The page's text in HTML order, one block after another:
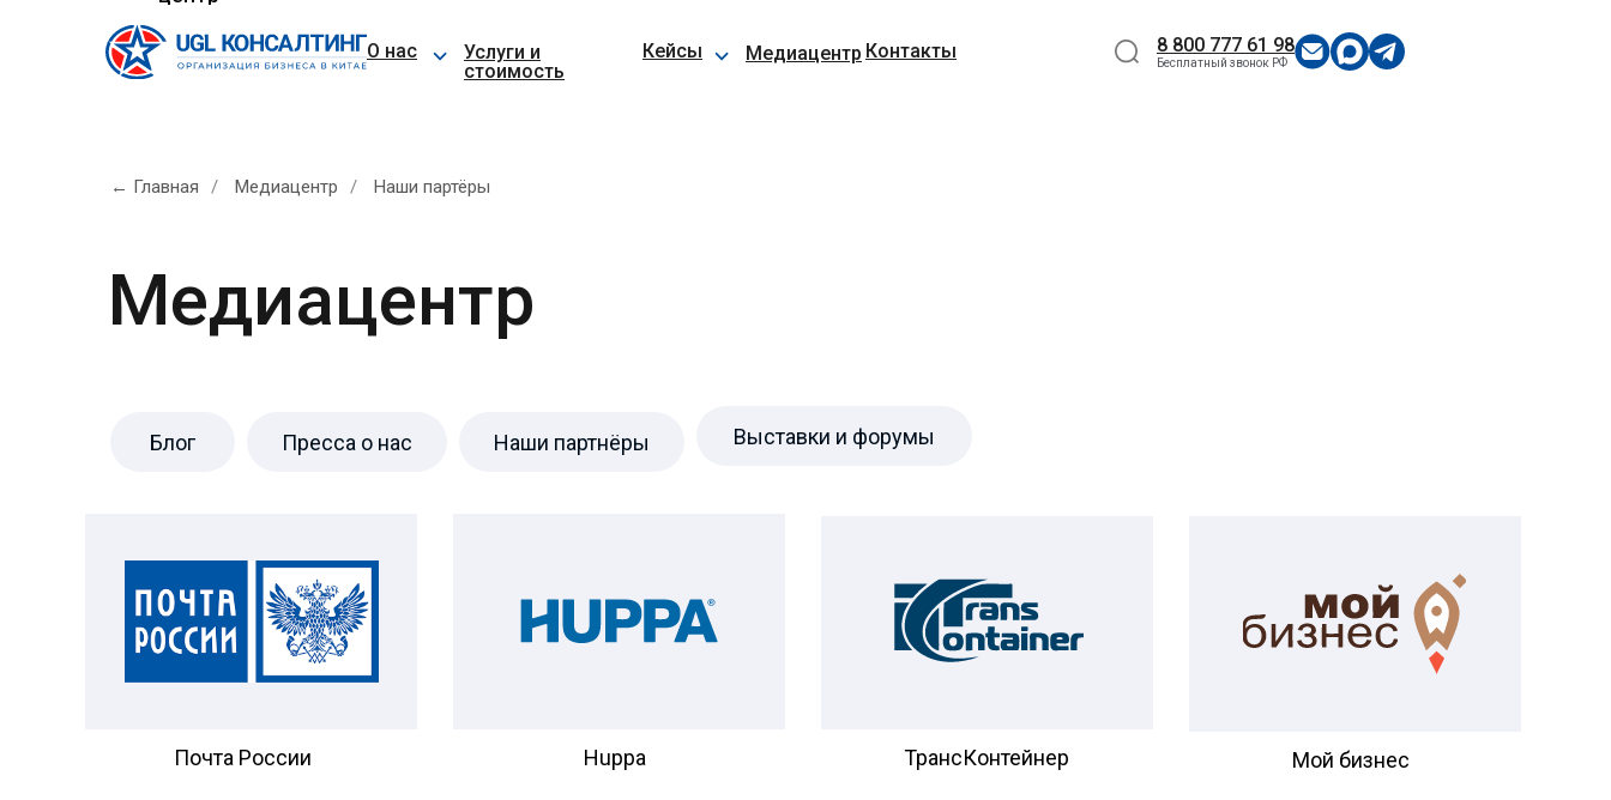
О нас
Услуги и
стоимость
⌵ Кейсы Медиацентр
⌵ Контакты 8 800 777 61 98
Бесплатный звонок РФ
← Главная / Медиацентр / Наши партёры
Медиацентр
Блог Пресса о нас Наши партнёры Выставки и форумы
ТрансКонтейнер
Huppa Мой бизнес
Почта России